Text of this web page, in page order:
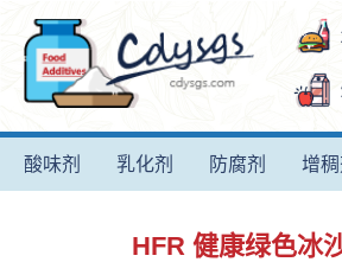
酸味剂 乳化剂 防腐剂 增稠
HFR 健康绿色冰